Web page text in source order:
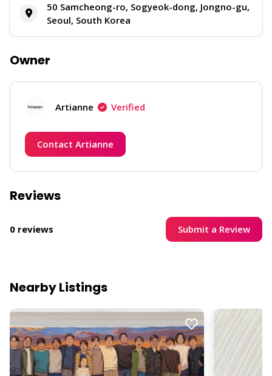
50 Samcheong-ro, Sogyeok-dong, Jongno-gu,
Seoul, South Korea
Owner
Artianne Verified
Contact Artianne
Reviews
0 reviews Submit a Review
Nearby Listings